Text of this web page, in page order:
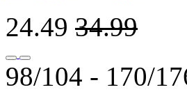
24.49 34.99
98/104 ‐ 170/